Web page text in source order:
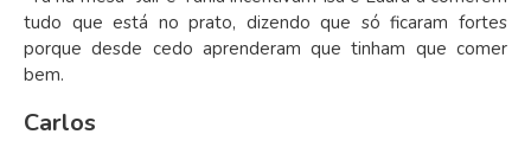
tudo que está no prato, dizendo que só ficaram fortes
porque desde cedo aprenderam que tinham que comer
bem.
Carlos